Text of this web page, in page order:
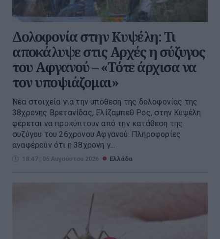
Δολοφονία στην Κυψέλη: Τι
αποκάλυψε στις Αρχές η σύζυγος
του Αφγανού – «Τότε άρχισα να
τον υποψιάζομαι»
Νέα στοιχεία για την υπόθεση της δολοφονίας της
38χρονης Βρετανίδας, Ελίζαμπεθ Ρος, στην Κυψέλη
φέρεται να προκύπτουν από την κατάθεση της
συζύγου του 26χρονου Αφγανού. Πληροφορίες
αναφέρουν ότι η 38χρονη γ...
18:47 | 06 Αυγούστου 2026 Ελλάδα